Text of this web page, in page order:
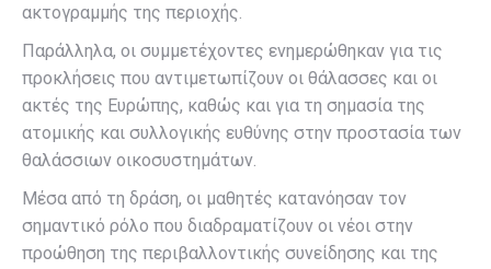
ακτογραμμής της περιοχής.
Παράλληλα, οι συμμετέχοντες ενημερώθηκαν για τις
προκλήσεις που αντιμετωπίζουν οι θάλασσες και οι
ακτές της Ευρώπης, καθώς και για τη σημασία της
ατομικής και συλλογικής ευθύνης στην προστασία των
θαλάσσιων οικοσυστημάτων.
Μέσα από τη δράση, οι μαθητές κατανόησαν τον
σημαντικό ρόλο που διαδραματίζουν οι νέοι στην
προώθηση της περιβαλλοντικής συνείδησης και της